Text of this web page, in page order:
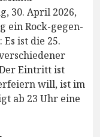
30. April 2026,
ein Rock-gegen-
ist die 25.
Eintritt ist
will, ist im
ab 23 Uhr eine